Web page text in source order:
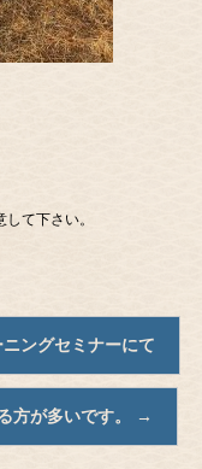
て下さい。
ングセミナーにて
方が多いです。 →